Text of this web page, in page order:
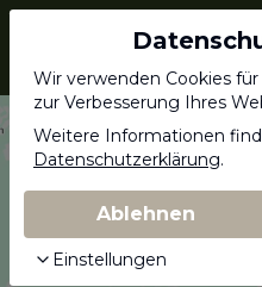
Wir verwenden Cookies
zur Verbesserung Ihres
Weitere Informationen
Datenschutzerklärung.
Ablehnen
Einstellungen